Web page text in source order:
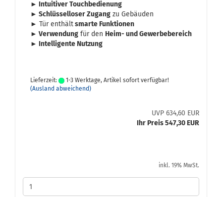
► In­tui­ti­ver Touch­be­die­nung
► Schlüs­sel­lo­ser Zu­gang zu Ge­bäu­den
► Tür ent­hältsmar­te Funk­tio­nen
► Ver­wen­dung für den Heim- und Ge­wer­be­be­reich
► In­tel­li­gen­te Nut­zung
Lieferzeit:
1-3 Werktage, Artikel sofort verfügbar!
(Ausland abweichend)
UVP 634,60 EUR
Ihr Preis 547,30 EUR
inkl. 19% MwSt.